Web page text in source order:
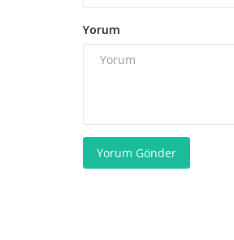
Yorum
Yorum Gönder